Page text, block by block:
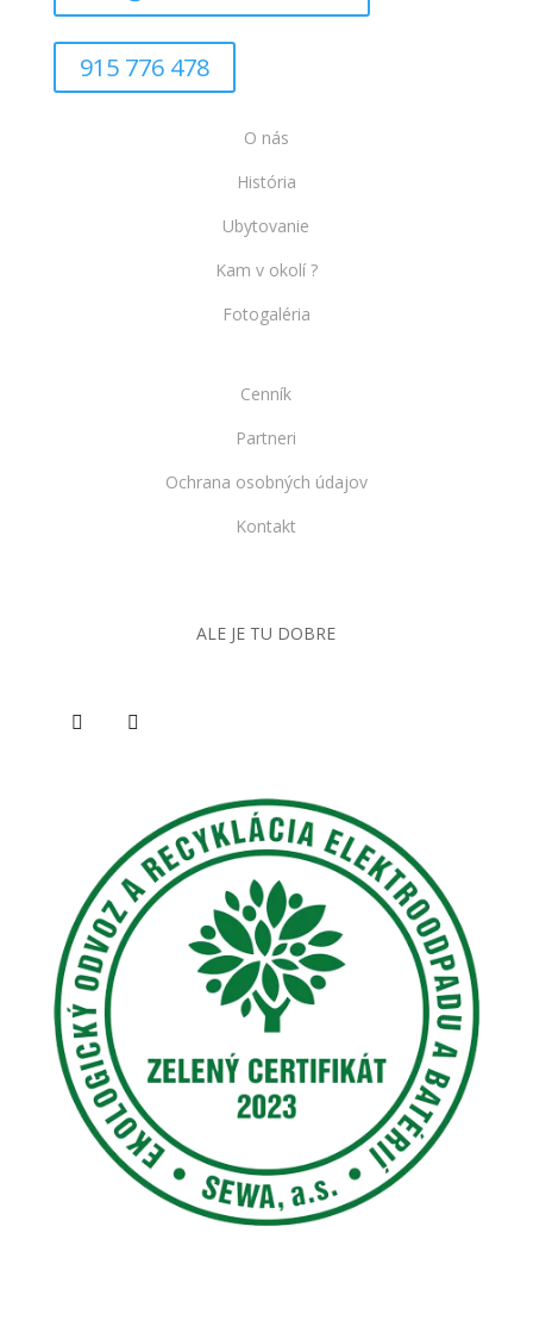
915 776 478
O nás
História
Ubytovanie
Kam v okolí ?
Fotogaléria
Cenník
Partneri
Ochrana osobných údajov
Kontakt
ALE JE TU DOBRE